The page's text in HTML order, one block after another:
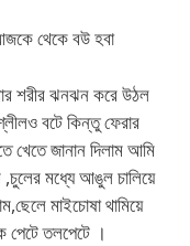
থেকে বউ হবা
শরীর ঝনঝন করে উঠল
বটে কিন্তু ফেরার
খেতে জানান দিলাম আমি
,চুলের মধ্যে আঙুল চালিয়ে
মাইচোষা থামিয়ে
তলপেটে ।